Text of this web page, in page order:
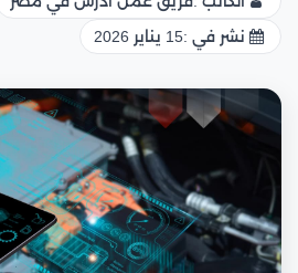
نشر في :15 يناير 2026